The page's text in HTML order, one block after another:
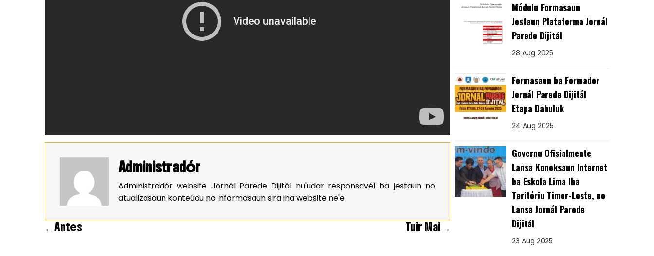
Administradór
Administradór website Jornál Parede Dijitál nu'udar responsavél ba jestaun no
atualizasaun konteúdu no informasaun sira iha website ne'e.
Posts navigation
← Antes Tuir Mai →
Módulu Formasaun
Jestaun Plataforma Jornál
Parede Dijitál
28 Aug 2025
Formasaun ba Formador
Jornál Parede Dijitál
Etapa Dahuluk
24 Aug 2025
Governu Ofisialmente
Lansa Koneksaun Internet
ba Eskola Lima Iha
Teritóriu Timor-Leste, no
Lansa Jornál Parede
Dijitál
23 Aug 2025